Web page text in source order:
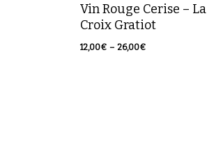
Vin Rouge Cerise – La
Croix Gratiot
12,00€ – 26,00€Plage